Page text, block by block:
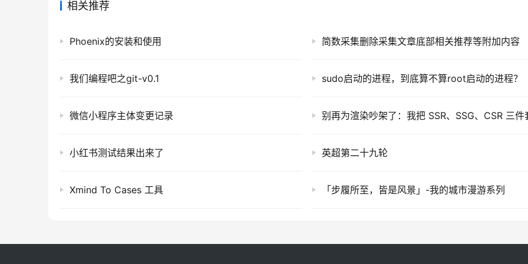
相关推荐
Phoenix的安装和使用 简数采集删除采集文章底部相关推荐等附加内容
我们编程吧之git-v0.1 sudo启动的进程，到底算不算root启动的进程？
微信小程序主体变更记录
小红书测试结果出来了 英超第二十九轮
Xmind To Cases 工具 「步履所至，皆是风景」-我的城市漫游系列